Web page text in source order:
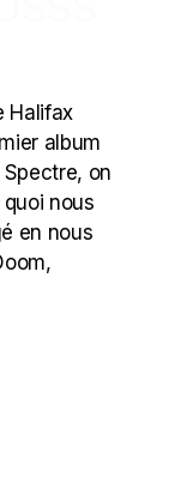
Halifax
album
on
nous
en nous